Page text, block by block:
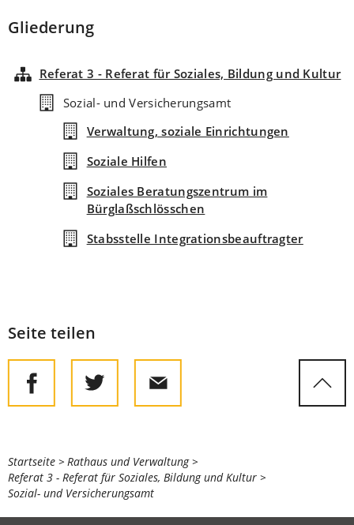
Gliederung
Referat 3 - Referat für Soziales, Bildung und Kultur
Sozial- und Versicherungsamt
Verwaltung, soziale Einrichtungen
Soziale Hilfen
Soziales Beratungszentrum im
Bürglaßschlösschen
Stabsstelle Integrationsbeauftragter
Seite teilen
Sie
befinden
sich
Startseite
Rathaus und Verwaltung
Referat 3 - Referat für Soziales, Bildung und Kultur
Sozial- und Versicherungsamt